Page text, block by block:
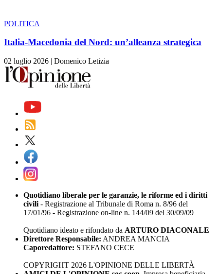
POLITICA
Italia-Macedonia del Nord: un’alleanza strategica
02 luglio 2026 | Domenico Letizia
Quotidiano liberale per le garanzie, le riforme ed i diritti
civili - Registrazione al Tribunale di Roma n. 8/96 del
17/01/96 - Registrazione on-line n. 144/09 del 30/09/09
Quotidiano ideato e rifondato da ARTURO DIACONALE
Direttore Responsabile: ANDREA MANCIA
Caporedattore: STEFANO CECE
COPYRIGHT 2026 L'OPINIONE DELLE LIBERTÀ